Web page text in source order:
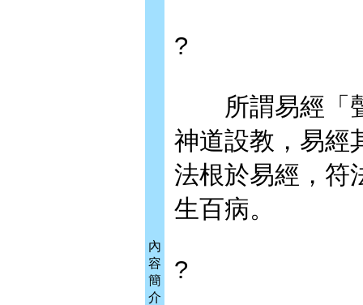
內
容
簡
介
?
所謂易經「聲
神道設教，易經
法根於易經，符
生百病。
?